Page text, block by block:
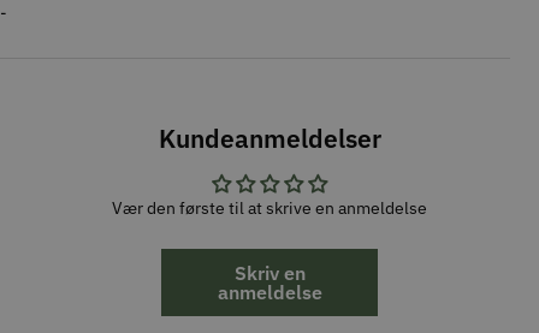
-
Kundeanmeldelser
Vær den første til at skrive en anmeldelse
Skriv en
anmeldelse